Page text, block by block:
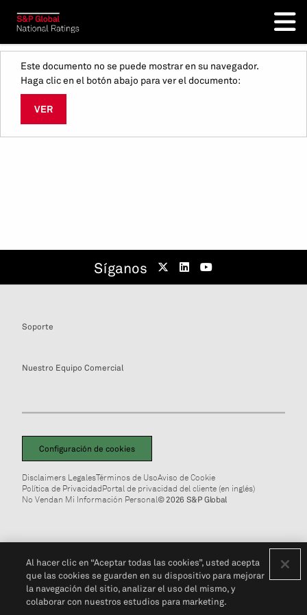
Este documento no se puede mostrar en su navegador.
Haga clic en el botón abajo para ver el documento:
VER
Síganos
Soporte
Nuestro Equipo Comercial
Configuración de cookies
Disclaimers LegalesTérminos de UsoAviso de Cookie
Política de PrivacidadPortal de privacidad del cliente (en inglés)
No Vendan Mi Información Personal© 2026 S&P Global
Al hacer clic en “Aceptar todas las cookies”, usted acepta
que las cookies se guarden en su dispositivo para mejorar
la navegación del sitio, analizar el uso del mismo, y
colaborar con nuestros estudios para marketing.